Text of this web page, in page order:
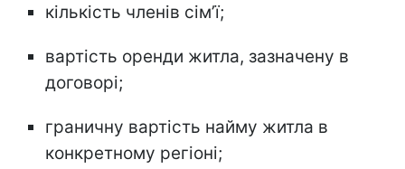
кількість членів сім’ї;
вартість оренди житла, зазначену в
договорі;
граничну вартість найму житла в
конкретному регіоні;